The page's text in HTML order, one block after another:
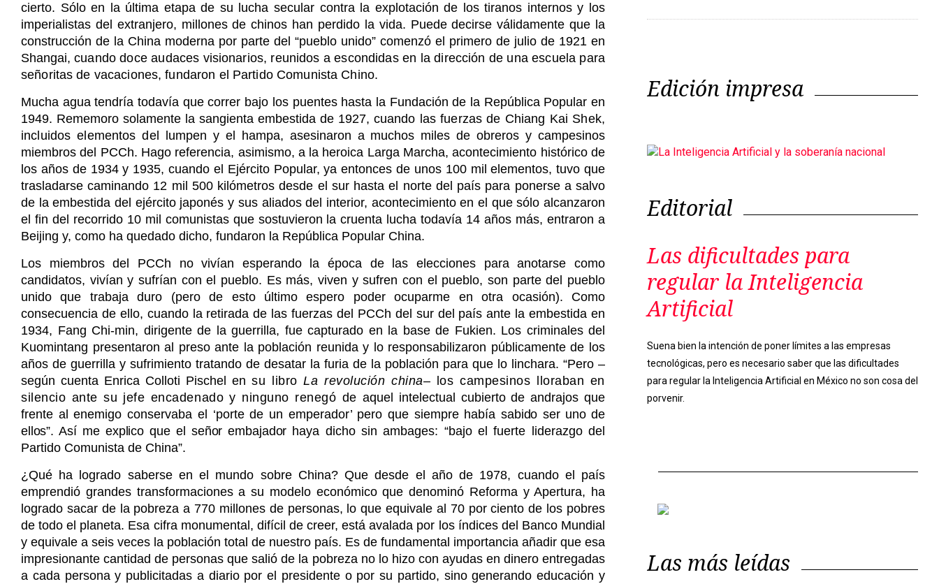
cierto. Sólo en la última etapa de su lucha secular contra la explotación de los tiranos internos y los
imperialistas del extranjero, millones de chinos han perdido la vida. Puede decirse válidamente que la
construcción de la China moderna por parte del “pueblo unido” comenzó el primero de julio de 1921 en
Shangai,cuando doce audaces visionarios, reunidos a escondidas en la dirección de una escuela para
señoritas de vacaciones, fundaron el Partido Comunista Chino.
Mucha agua tendría todavía que correr bajo los puentes hasta la Fundación de la República Popular en
1949. Rememoro solamente la sangienta embestida de 1927, cuando las fuerzas de Chiang Kai Shek,
incluidos elementos del
lumpen y el hampa, asesinaron a muchos miles de obreros y campesinos
miembros del PCCh. Hago referencia, asimismo, a la heroica Larga Marcha, acontecimiento histórico de
los años de 1934 y 1935, cuando el Ejército Popular, ya entonces de unos 100 mil elementos, tuvo que
trasladarse caminando 12 mil 500 kilómetros desde el sur hasta el norte del país para ponerse a salvo
de la embestida del ejército japonés y sus aliados del interior, acontecimiento en el que sólo alcanzaron
el fin del recorrido 10 mil comunistas que sostuvieron la cruenta lucha todavía 14 años más, entraron a
Beijing y, como ha quedado dicho, fundaron la República Popular China.
Los miembros del PCCh no vivían esperando la época de las elecciones para anotarse como
candidatos, vivían y sufrían con el pueblo. Es más, viven y sufren con el pueblo, son parte del pueblo
unido que trabaja duro (pero de esto último espero poder ocuparme en otra ocasión). Como
consecuencia de ello, cuando la retirada de las fuerzas del PCCh del sur del país ante la embestida en
1934, Fang Chi-min, dirigente de la guerrilla, fue capturado en la base de Fukien. Los criminales del
Kuomintang presentaron al preso ante la población reunida y lo responsabilizaron públicamente de los
años de guerrilla y sufrimiento tratando de desatar la furia de la población para que lo linchara. “Pero –
según cuenta Enrica Colloti Pischel ensu libroLa revolución china– los campesinos lloraban en
silencio ante su jefe encadenado y ninguno renegó deaquel intelectual cubierto de andrajos que
frente al enemigo conservaba el ‘porte de un emperador’ pero que siempre habíasabido ser uno de
ellos”. Así me explico que el señor embajador haya dicho sin ambages: “bajo el fuerte liderazgo del
Partido Comunista de China”.
¿Qué ha logrado saberse en el mundo sobre China? Que desde el año de 1978, cuando el país
emprendió grandes transformaciones a su modelo económico que denominó Reforma y Apertura, ha
logrado sacar de la pobreza a 770 millones de personas, lo que equivale al 70 por ciento de los pobres
de todo el planeta. Esa cifra monumental, difícil de creer, está avalada por los índices del Banco Mundial
y equivale a seis veces la población total de nuestro país. Es de fundamental importancia añadir que esa
impresionante cantidad de personas que salió de la pobreza no lo hizo con ayudas en dinero entregadas
a cada persona y publicitadas a diario por el presidente o por su partido, sino generando educación y
Edición impresa
Editorial
Las dificultades para
regular la Inteligencia
Artificial
Suena bien la intención de poner límites a las empresas
tecnológicas, pero es necesario saber que las dificultades
para regular la Inteligencia Artificial en México no son cosa del
porvenir.
Las más leídas